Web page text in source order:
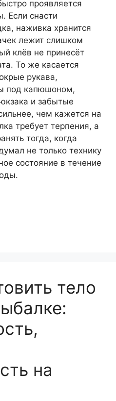
проявляется
Если снасти
наживка хранится
лежит слишком
клёв не принесёт
То же касается
рукава,
под капюшоном,
и забытые
чем кажется на
требует терпения, а
тогда, когда
не только технику
состояние в течение
тело
на